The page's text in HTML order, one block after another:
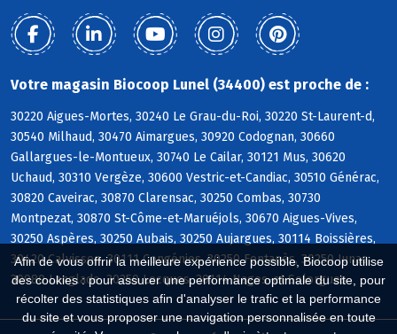
Afin de vous offrir la meilleure expérience possible, Biocoop utilise
des cookies : pour assurer une performance optimale du site, pour
récolter des statistiques afin d'analyser le trafic et la performance
du site et vous proposer une navigation personnalisée en toute
Votre magasin Biocoop Lunel (34400) est proche de :
30220 Aigues-Mortes, 30240 Le Grau-du-Roi, 30220 St-Laurent-d,
30540 Milhaud, 30470 Aimargues, 30920 Codognan, 30660
Gallargues-le-Montueux, 30740 Le Cailar, 30121 Mus, 30620
Uchaud, 30310 Vergèze, 30600 Vestric-et-Candiac, 30510 Générac,
30820 Caveirac, 30870 Clarensac, 30250 Combas, 30730
Montpezat, 30870 St-Côme-et-Maruéjols, 30670 Aigues-Vives,
30250 Aspères, 30250 Aubais, 30250 Aujargues, 30114 Boissières,
30420 Calvisson, 30111 Congénies, 30250 Fontanès, 30250 Junas,
30980 Langlade, 30250 Lecques, 30114 Nages-et-Solorgues